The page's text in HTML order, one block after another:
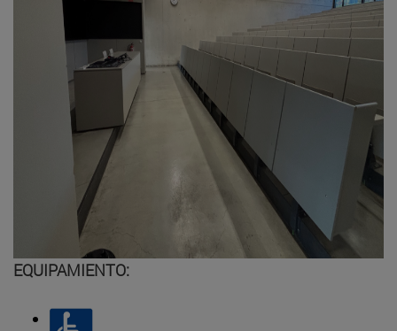
EQUIPAMIENTO: